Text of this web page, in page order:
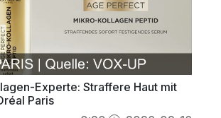
Experte: Straffere Haut mit
Paris